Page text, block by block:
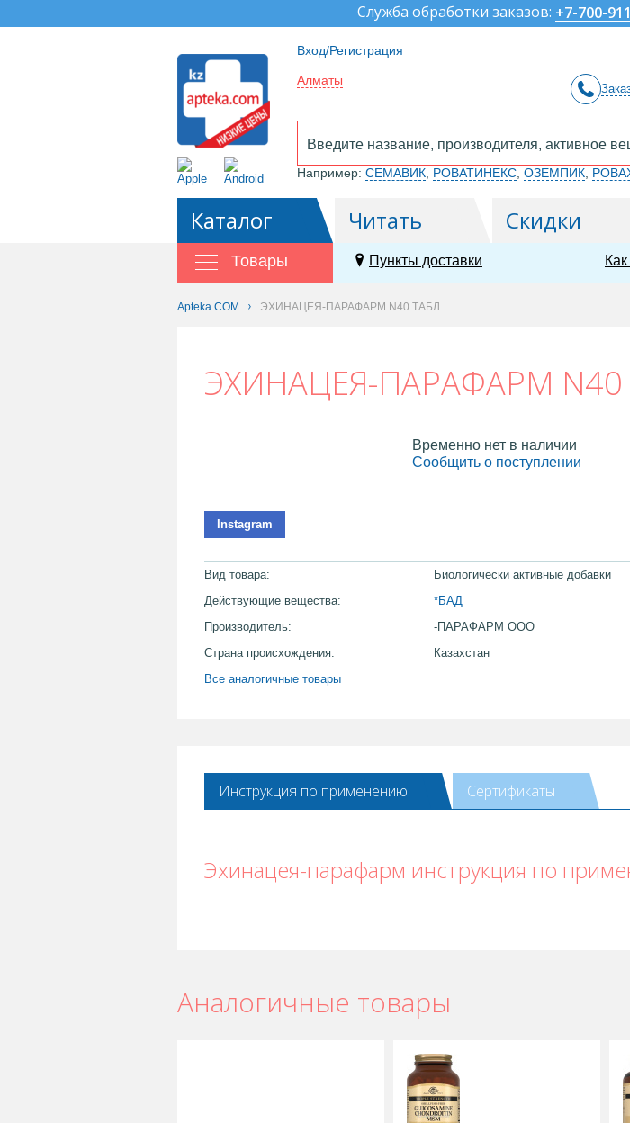
Служба обработки заказов: +7-700-
Вход/Регистрация
Алматы
Например: СЕМАВИК РОВАТИНЕКС ОЗЕМПИК
Каталог Читать Скидки
Товары Пункты доставки
Apteka.COM ЭХИНАЦЕЯ-ПАРАФАРМ N40 ТАБЛ
ЭХИНАЦЕЯ-ПАРАФАРМ N40
Временно нет в наличии
Сообщить о поступлении
Instagram
Вид товара:
Биологически активные добавки
Действующие вещества:
*БАД
Производитель:
-ПАРАФАРМ ООО
Страна происхождения:
Казахстан
Все аналогичные товары
Инструкция по применению Сертификаты
Эхинацея-парафарм инструкция по
Аналогичные товары